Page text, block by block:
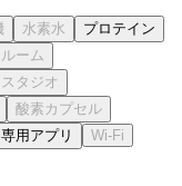
プロテイン
専用アプリ